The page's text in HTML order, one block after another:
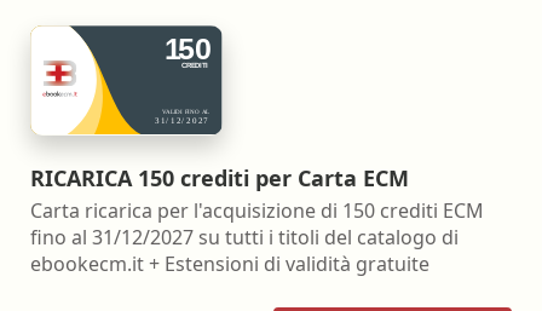
RICARICA 150 crediti per Carta ECM
Carta ricarica per l'acquisizione di 150 crediti ECM
fino al 31/12/2027 su tutti i titoli del catalogo di
ebookecm.it + Estensioni di validità gratuite